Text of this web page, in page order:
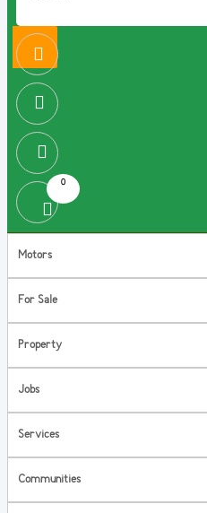
0
Motors
For Sale
Property
Jobs
Services
Communities